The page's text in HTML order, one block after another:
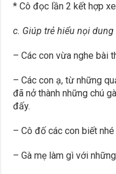
* Cô đọc lần 2 kết hợp
c. Giúp trẻ hiểu nọi
– Các con vừa nghe bài
– Các con ạ, từ những
đã nở thành những chú
đấy.
– Cô đố các con biết
– Gà mẹ làm gì với